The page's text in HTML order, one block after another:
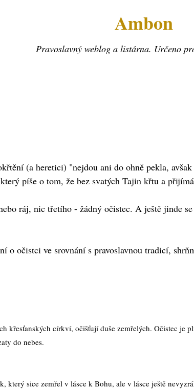
Ambon
Pravoslavný weblog a listárna. Určeno
(a heretici) "nejdou ani do ohně pekla,
píše o tom, že bez svatých Tajin křtu a
ráj, nic třetího - žádný očistec. A ještě jinde
o očistci ve srovnání s pravoslavnou tradicí,
křesťanských církví, očišťují duše zemřelých. Očistec je
do nebes.
který sice zemřel v lásce k Bohu, ale v lásce ještě